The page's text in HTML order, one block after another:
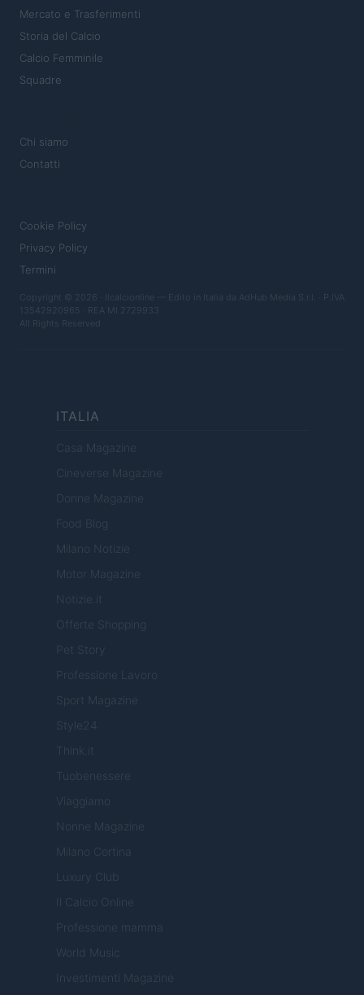
Mercato e Trasferimenti
Storia del Calcio
Calcio Femminile
Squadre
Chi siamo
Contatti
Cookie Policy
Privacy Policy
Termini
Copyright © 2026 · Ilcalcionline — Edito in Italia da AdHub Media S.r.l. · P.IVA
13542920965 · REA MI 2729933
All Rights Reserved
ITALIA
Casa Magazine
Cineverse Magazine
Donne Magazine
Food Blog
Milano Notizie
Motor Magazine
Notizie.it
Offerte Shopping
Pet Story
Professione Lavoro
Sport Magazine
Style24
Think.it
Tuobenessere
Viaggiamo
Nonne Magazine
Milano Cortina
Luxury Club
Il Calcio Online
Professione mamma
World Music
Investimenti Magazine